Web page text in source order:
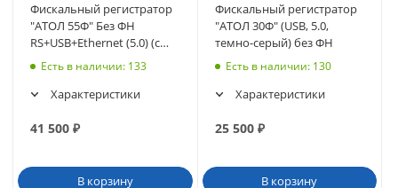
Фискальный регистратор
"АТОЛ 55Ф" Без ФН
RS+USB+Ethernet (5.0) (с
ИТС) (черный) (50313)
Есть в наличии: 133
Характеристики
41 500 ₽
В корзину
Фискальный регистратор
"АТОЛ 30Ф" (USB, 5.0,
темно-серый) без ФН
Есть в наличии: 130
Характеристики
25 500₽
В корзину